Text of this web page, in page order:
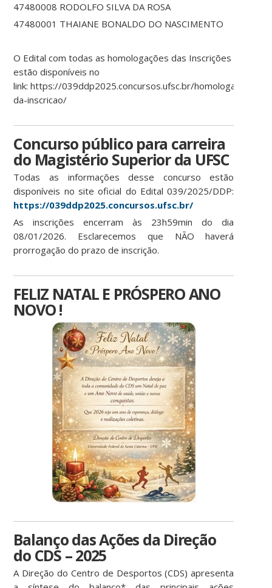
47480008 RODOLFO SILVA DA ROSA
47480001 THAIANE BONALDO DO NASCIMENTO
O Edital com todas as homologações das Inscrições
estão disponíveis no
link: https://039ddp2025.concursos.ufsc.br/homologacao-
da-inscricao/
Concurso público para carreira
do Magistério Superior da UFSC
Todas as informações desse concurso estão
disponíveis no site oficial do Edital 039/2025/DDP:
https://039ddp2025.concursos.ufsc.br/
As inscrições encerram às 23h59min do dia
08/01/2026. Esclarecemos que NÃO haverá
prorrogação do prazo de inscrição.
FELIZ NATAL E PRÓSPERO ANO
NOVO !
Balanço das Ações da Direção
do CDS – 2025
A Direção do Centro de Desportos (CDS) apresenta